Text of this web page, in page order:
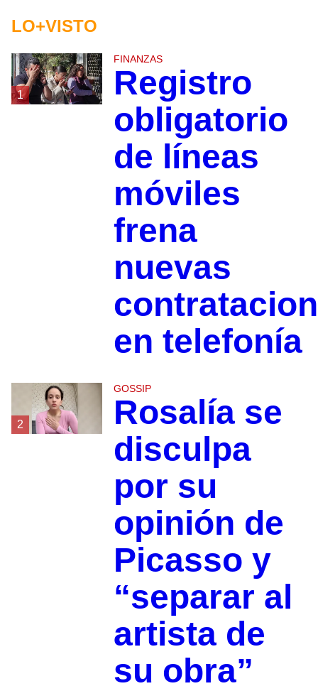
LO+VISTO
1
FINANZAS
Registro
obligatorio
de líneas
móviles
frena
nuevas
en telefonía
2
GOSSIP
Rosalía se
disculpa
por su
opinión de
Picasso y
“separar al
artista de
su obra”